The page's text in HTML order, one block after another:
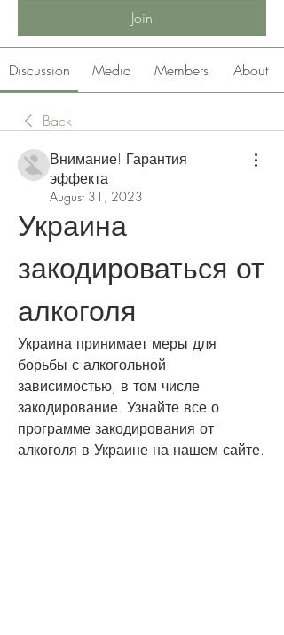
Join
Discussion Media Members About
Back
Внимание! Гарантия
эффекта
August 31, 2023
Украина
закодироваться от
алкоголя
Украина принимает меры для
борьбы с алкогольной
зависимостью, в том числе
закодирование. Узнайте все о
программе закодирования от
алкоголя в Украине на нашем сайте.